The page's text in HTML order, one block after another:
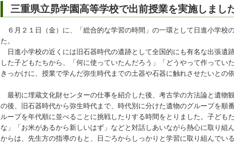
三重県立昴学園高等学校で出前授業を実施しまし
６月２１日（金）に、「総合的な学習の時間」の一環として日進小学校
た。
日進小学校の近くには旧石器時代の遺跡として全国的にも有名な出張遺
した子どもたちから、「何に使っていたんだろう」「どうやって作ってい
きっかけに、授業で学んだ弥生時代までの土器や石器に触れさせたいとの
最初に埋蔵文化財センターの仕事を紹介した後、考古学の方法論と遺物
の後、旧石器時代から弥生時代まで、時代別に分けた遺物のグループを順
ループを年代順に並べることに挑戦したりする時間をとりました。子ども
な」「お米があるから新しいはず」などと対話しあいながら熱心に取り組
からは、先生方の指導のもと、日ごろからしっかりと学習に取り組んでい